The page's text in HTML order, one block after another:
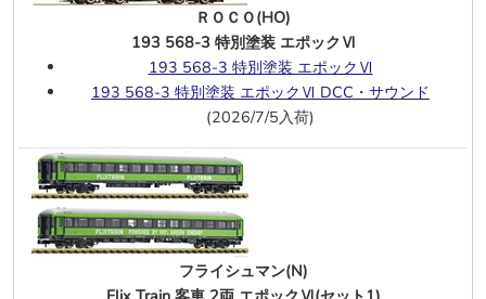
天賞堂(J)
D51 170号機 肥薩線重装備仕様
D51 545号機 肥薩線重装備仕様
D51 1151号機 肥薩線重装備仕様
トラムウェイ(J)
スユニ60 (魚腹台枠・1～20) ぶどう色
1号、ぶどう色2号
マニ60-200代 (魚腹台枠・寒地向 )ぶど
う色1号、 ぶどう色2号
オハニ36 (ぶどう色1号・客車最後尾用
ＲＯＣＯ(HO)
193 568-3 特別塗装 エポックⅥ
193 568-3 特別塗装 エポックⅥ
193 568-3 特別塗装 エポックⅥ DCC・サウンド
(2026/7/5入荷)
フライシュマン(N)